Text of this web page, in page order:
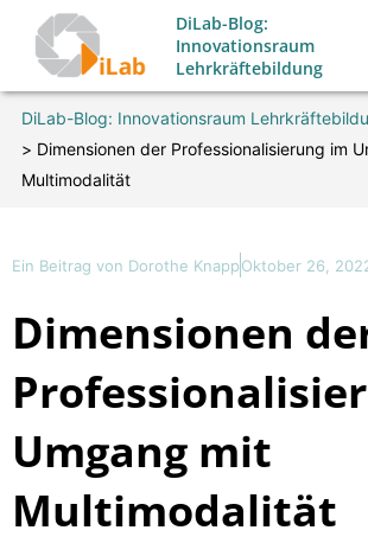
Inhalt
springen
DiLab-Blog:
Innovationsraum
Lehrkräftebildung
DiLab-Blog: Innovationsraum
> Dimensionen der Professionalisierung im
Multimodalität
Ein Beitrag von Dorothe KnappOktober 26,
Dimensionen
Umgang mit
Multimodalität